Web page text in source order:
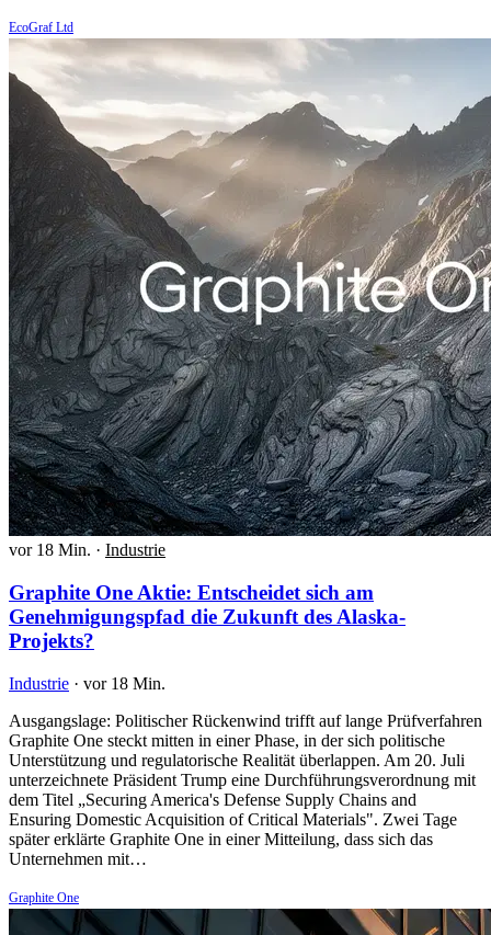
EcoGraf Ltd
vor 18 Min. · Industrie
Graphite One Aktie: Entscheidet sich am
Genehmigungspfad die Zukunft des Alaska-
Projekts?
Industrie · vor 18 Min.
Ausgangslage: Politischer Rückenwind trifft auf lange Prüfverfahren
Graphite One steckt mitten in einer Phase, in der sich politische
Unterstützung und regulatorische Realität überlappen. Am 20. Juli
unterzeichnete Präsident Trump eine Durchführungsverordnung mit
dem Titel „Securing America's Defense Supply Chains and
Ensuring Domestic Acquisition of Critical Materials". Zwei Tage
später erklärte Graphite One in einer Mitteilung, dass sich das
Unternehmen mit…
Graphite One